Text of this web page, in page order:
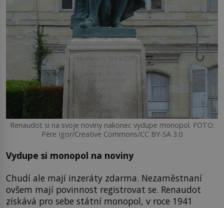
Renaudot si na svoje noviny nakonec vydupe monopol. FOTO:
Père Igor/Creative Commons/CC BY-SA 3.0
Vydupe si monopol na noviny
Chudí ale mají inzeráty zdarma. Nezaměstnaní
ovšem mají povinnost registrovat se. Renaudot
získává pro sebe státní monopol, v roce 1941